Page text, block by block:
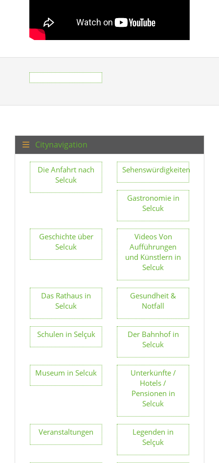
Citynavigation
Die Anfahrt nach
Selcuk
Sehenswürdigkeiten
Gastronomie in
Selcuk
Geschichte über
Selcuk
Videos Von
Aufführungen
und Künstlern in
Selcuk
Das Rathaus in
Selcuk
Gesundheit &
Notfall
Schulen in Selçuk
Der Bahnhof in
Selcuk
Museum in Selcuk
Unterkünfte /
Hotels /
Pensionen in
Selcuk
Veranstaltungen
Legenden in
Selçuk